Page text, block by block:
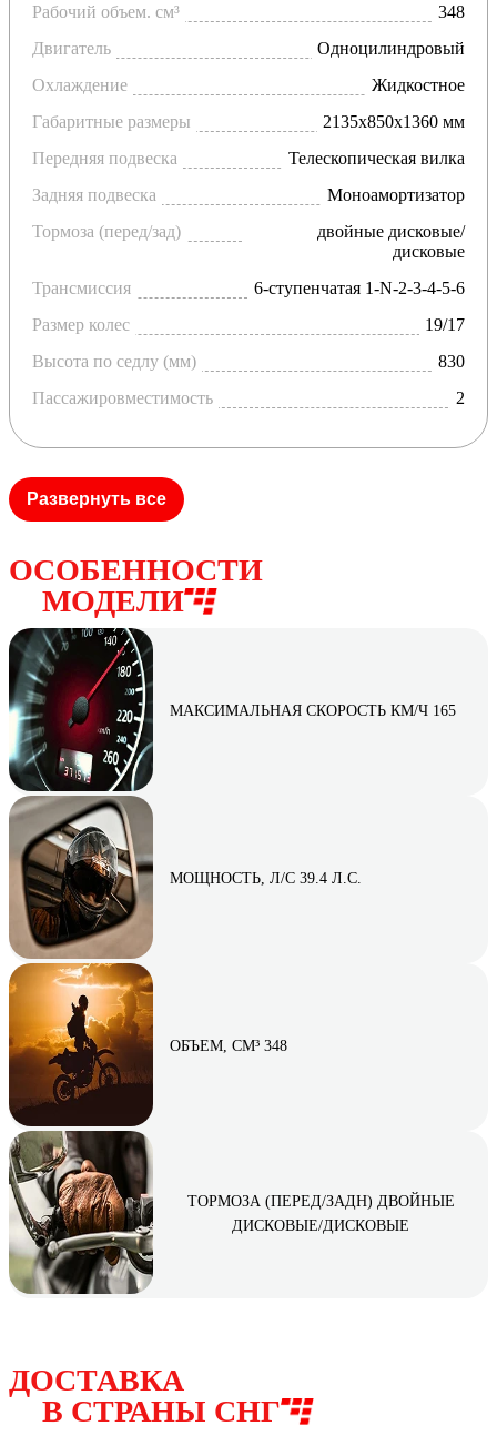
Рабочий объем. см³
348
Двигатель
Одноцилиндровый
Охлаждение
Жидкостное
Габаритные размеры
2135х850х1360 мм
Передняя подвеска
Телескопическая вилка
Задняя подвеска
Моноамортизатор
Тормоза (перед/зад)
двойные дисковые/
дисковые
Трансмиссия
6-ступенчатая 1-N-2-3-4-5-6
Размер колес
19/17
Высота по седлу (мм)
830
Пассажировместимость
2
Развернуть все
ОСОБЕННОСТИ
МОДЕЛИ
МАКСИМАЛЬНАЯ СКОРОСТЬ КМ/Ч 165
МОЩНОСТЬ, Л/С 39.4 Л.С.
ОБЪЕМ, СМ³ 348
ТОРМОЗА (ПЕРЕД/ЗАДН) ДВОЙНЫЕ
ДИСКОВЫЕ/ДИСКОВЫЕ
ДОСТАВКА
В СТРАНЫ СНГ